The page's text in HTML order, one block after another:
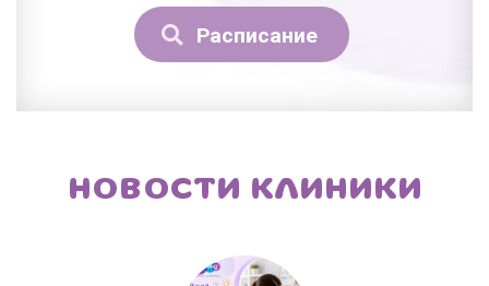
Расписание
НОВОСТИ КЛИНИКИ